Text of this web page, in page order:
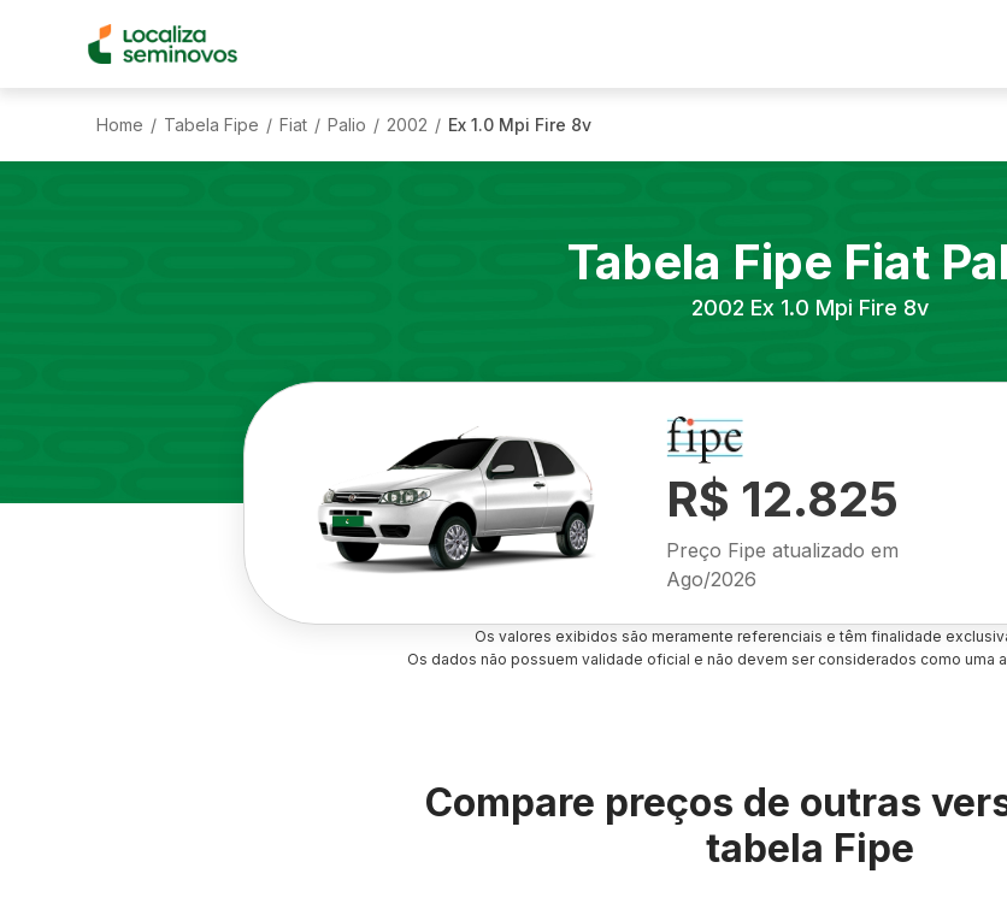
Home / Tabela Fipe / Fiat / Palio / 2002 / Ex 1.0 Mpi Fire 8v
Tabela Fipe Fiat
2002 Ex 1.0 Mpi Fire 8v
R$ 12.825
Preço Fipe atualizado em
Ago/2026
Os valores exibidos são meramente referenciais e têm finalidade
Os dados não possuem validade oficial e não devem ser considerados como uma
Compare preços de outras
tabela Fipe